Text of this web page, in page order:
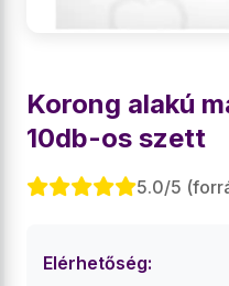
Korong alakú
10db-os szett
5.0/5
Elérhetőség: